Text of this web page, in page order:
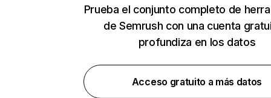
Prueba el conjunto completo de
de Semrush con una cuenta
profundiza en los datos
Acceso gratuito a más datos